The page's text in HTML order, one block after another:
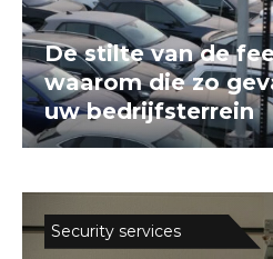
De stilte van de
waarom die zo
uw bedrijfsterrein
Security services